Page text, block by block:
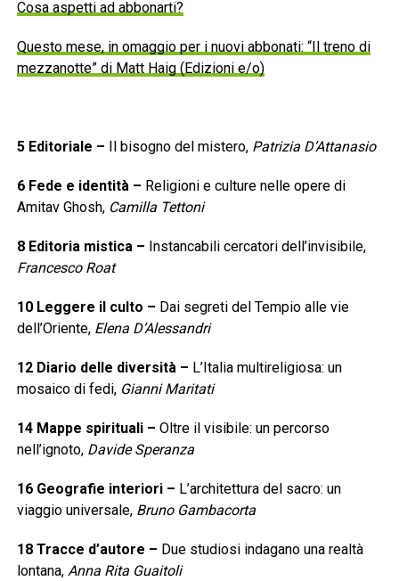
Cosa aspetti ad abbonarti?
Questo mese, in omaggio per i nuovi abbonati: “Il treno di
mezzanotte” di Matt Haig (Edizioni e/o)
5 Editoriale – Il bisogno del mistero, Patrizia D’Attanasio
6 Fede e identità– Religioni e culture nelle opere di
Amitav Ghosh, Camilla Tettoni
8 Editoria mistica– Instancabili cercatori dell’invisibile,
Francesco Roat
10 Leggere il culto – Dai segreti del Tempio alle vie
dell’Oriente, Elena D’Alessandri
12 Diario delle diversità– L’Italia multireligiosa: un
mosaico di fedi, Gianni Maritati
14 Mappe spirituali– Oltre il visibile: un percorso
nell’ignoto, Davide Speranza
16 Geografie interiori– L’architettura del sacro: un
viaggio universale, Bruno Gambacorta
18 Tracce d’autore – Due studiosi indagano una realtà
lontana, Anna Rita Guaitoli